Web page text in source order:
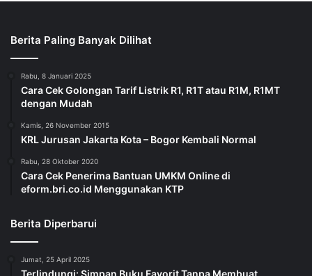
Berita Paling Banyak Dilihat
Rabu, 8 Januari 2025
Cara Cek Golongan Tarif Listrik R1, R1T atau R1M, R1MT
dengan Mudah
Kamis, 26 November 2015
KRL Jurusan Jakarta Kota – Bogor Kembali Normal
Rabu, 28 Oktober 2020
Cara Cek Penerima Bantuan UMKM Online di
eform.bri.co.id Menggunakan KTP
Berita Diperbarui
Jumat, 25 April 2025
Terlindungi: Simpan Buku Favorit Tanpa Membuat